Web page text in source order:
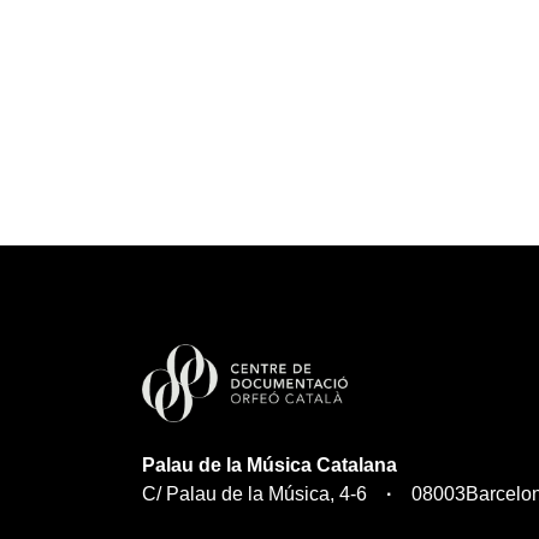
Palau de la Música Catalana
C/ Palau de la Música, 4-6
08003